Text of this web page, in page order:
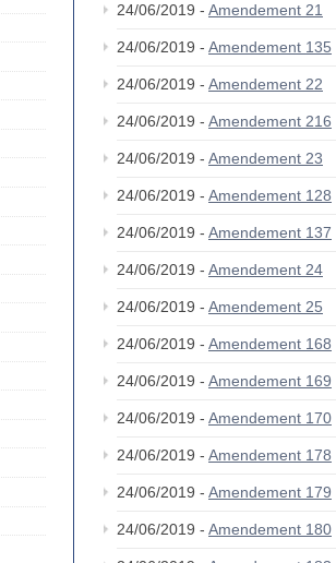
24/06/2019 - Amendement 21
24/06/2019 - Amendement 135
24/06/2019 - Amendement 22
24/06/2019 - Amendement 216
24/06/2019 - Amendement 23
24/06/2019 - Amendement 128
24/06/2019 - Amendement 137
24/06/2019 - Amendement 24
24/06/2019 - Amendement 25
24/06/2019 - Amendement 168
24/06/2019 - Amendement 169
24/06/2019 - Amendement 170
24/06/2019 - Amendement 178
24/06/2019 - Amendement 179
24/06/2019 - Amendement 180